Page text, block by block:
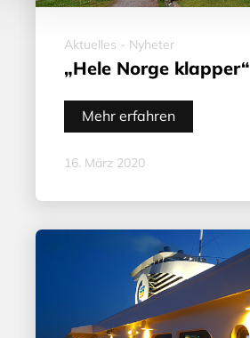
Aktuelles - Nyheter
„Hele Norge klapper“
Mehr erfahren
16. März 2020